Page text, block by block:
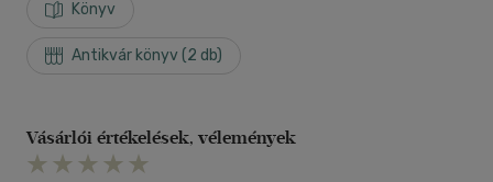
Könyv
Antikvár könyv (2 db)
Vásárlói értékelések, vélemények